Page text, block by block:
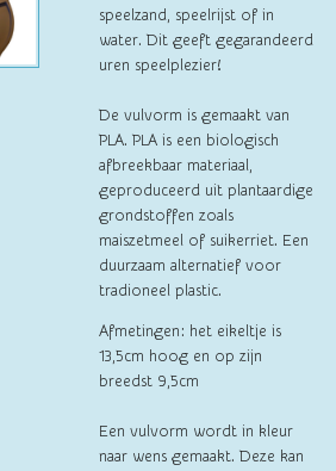
speelzand, speelrijst of in
water. Dit geeft gegarandeerd
uren speelplezier!
De vulvorm is gemaakt van
PLA. PLA is een biologisch
afbreekbaar materiaal,
geproduceerd uit plantaardige
grondstoffen zoals
maiszetmeel of suikerriet. Een
duurzaam alternatief voor
tradioneel plastic.
Afmetingen: het eikeltje is
13,5cm hoog en op zijn
breedst 9,5cm
Een vulvorm wordt in kleur
naar wens gemaakt. Deze kan